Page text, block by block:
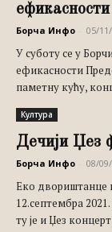
Борча Инфо 05/
У суботу се у
ефикасности
паметну кућу,
Култура
Дечији Џез
Борча Инфо 08/
Еко двориштанце
12.септембра
ту је и Џез